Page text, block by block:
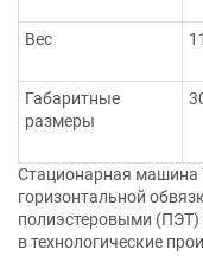
Вес
Габаритные
размеры
Стационарная машина
горизонтальной
полиэстеровыми
в технологические